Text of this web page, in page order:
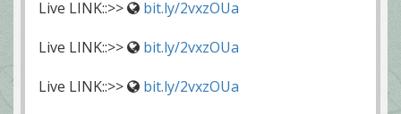
Live LINK::>>
bit.ly/2vxzOUa
Live LINK::>>
bit.ly/2vxzOUa
Live LINK::>>
bit.ly/2vxzOUa